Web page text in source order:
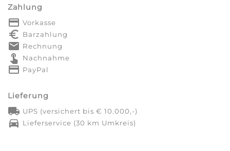
Zahlung
payment Vorkasse
euro_symbol Barzahlung
markunread Rechnung
touch_app Nachnahme
credit_card PayPal
Lieferung
local_shipping UPS (versichert bis € 10.000,-)
directions_car Lieferservice (30 km Umkreis)